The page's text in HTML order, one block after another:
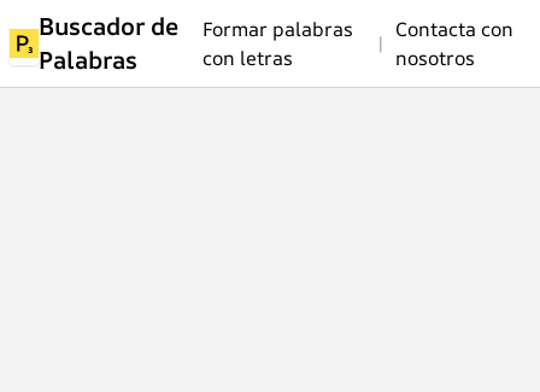
Buscador de
Palabras
Formar palabras
con letras
|
Contacta con
nosotros